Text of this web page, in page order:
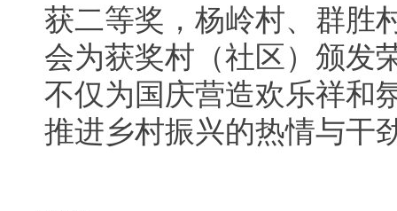
获二等奖，杨岭村、群胜
会为获奖村（社区）颁发
不仅为国庆营造欢乐祥和
推进乡村振兴的热情与干